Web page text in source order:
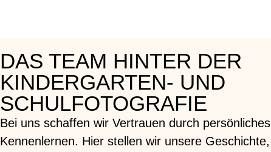
DAS TEAM HINTER DER
KINDERGARTEN- UND
SCHULFOTOGRAFIE
Bei uns schaffen wir Vertrauen durch persönliches
Kennenlernen. Hier stellen wir unsere Geschichte,